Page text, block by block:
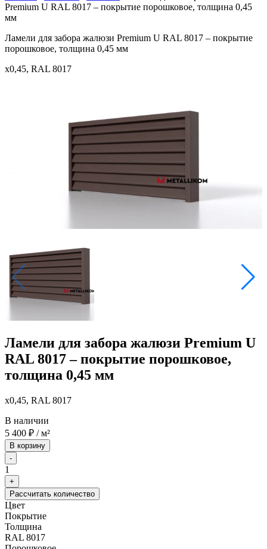
Premium U RAL 8017 – покрытие порошковое, толщина 0,45
мм
Ламели для забора жалюзи Premium U RAL 8017 – покрытие
порошковое, толщина 0,45 мм
x0,45, RAL 8017
Ламели для забора жалюзи Premium U
RAL 8017 – покрытие порошковое,
толщина 0,45 мм
x0,45, RAL 8017
В наличии
5 400 ₽ / м²
В корзину
-
1
+
Рассчитать количество
Цвет
Покрытие
Толщина
RAL 8017